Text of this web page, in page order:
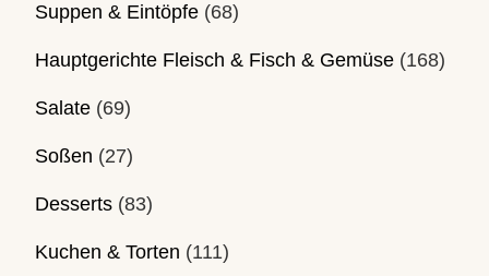
Suppen & Eintöpfe (68)
Hauptgerichte Fleisch & Fisch & Gemüse (168)
Salate (69)
Soßen (27)
Desserts (83)
Kuchen & Torten (111)